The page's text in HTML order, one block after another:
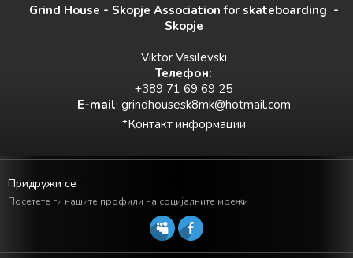
Grind House - Skopje Association for skateboarding -
Skopje
Viktor Vasilevski
Teлефон:
+389 71 69 69 25
E-mail: grindhousesk8mk@hotmail.com
*Контакт информации
Придружи се
Посетете ги нашите профили на социјалните мрежи